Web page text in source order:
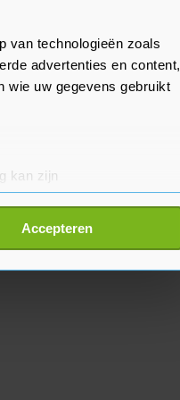
van technologieën zoals
advertenties en content,
wie uw gegevens gebruikt
kan zijn
detailgedeelte
Accepteren